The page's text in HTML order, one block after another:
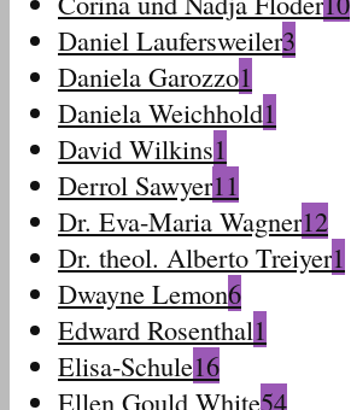
Daniel Laufersweiler3
Daniela Garozzo1
Daniela Weichhold1
David Wilkins1
Derrol Sawyer11
Dr. Eva-Maria Wagner12
Dr. theol. Alberto Treiyer1
Dwayne Lemon6
Edward Rosenthal1
Elisa-Schule16
Ellen Gould White54